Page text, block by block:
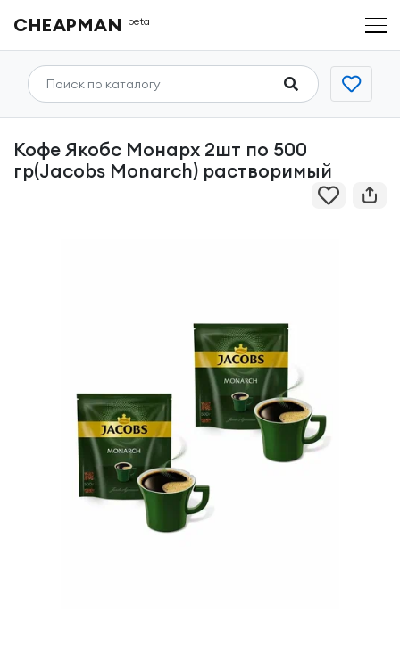
CHEAPMAN beta
Кофе Якобс Монарх 2шт по 500
гр(Jacobs Monarch) растворимый